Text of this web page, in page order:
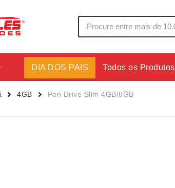
Celular
Canecas
DIA DOS PAIS Todos os Produtos
4GB Pen Drive Slim 4GB/8GB